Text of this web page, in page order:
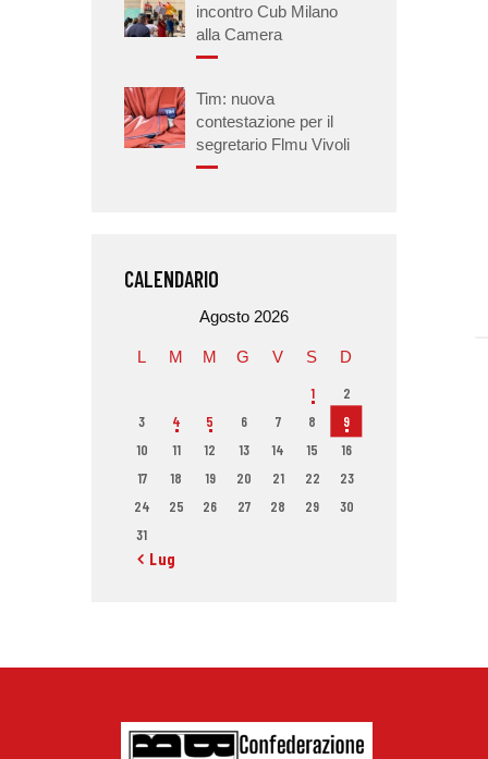
incontro Cub Milano
alla Camera
Tim: nuova
contestazione per il
segretario Flmu Vivoli
CALENDARIO
Agosto 2026
L M M G V S D
1
2
3
4 5 6 7 8
9
10
11 12 13 14 15
16
17
18 19 20 21 22
23
24
25 26 27 28 29
30
31
« Lug